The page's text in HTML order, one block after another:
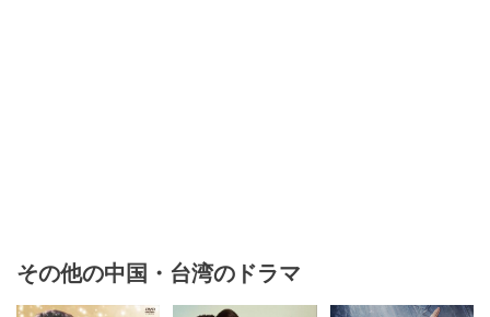
その他の中国・台湾のドラマ